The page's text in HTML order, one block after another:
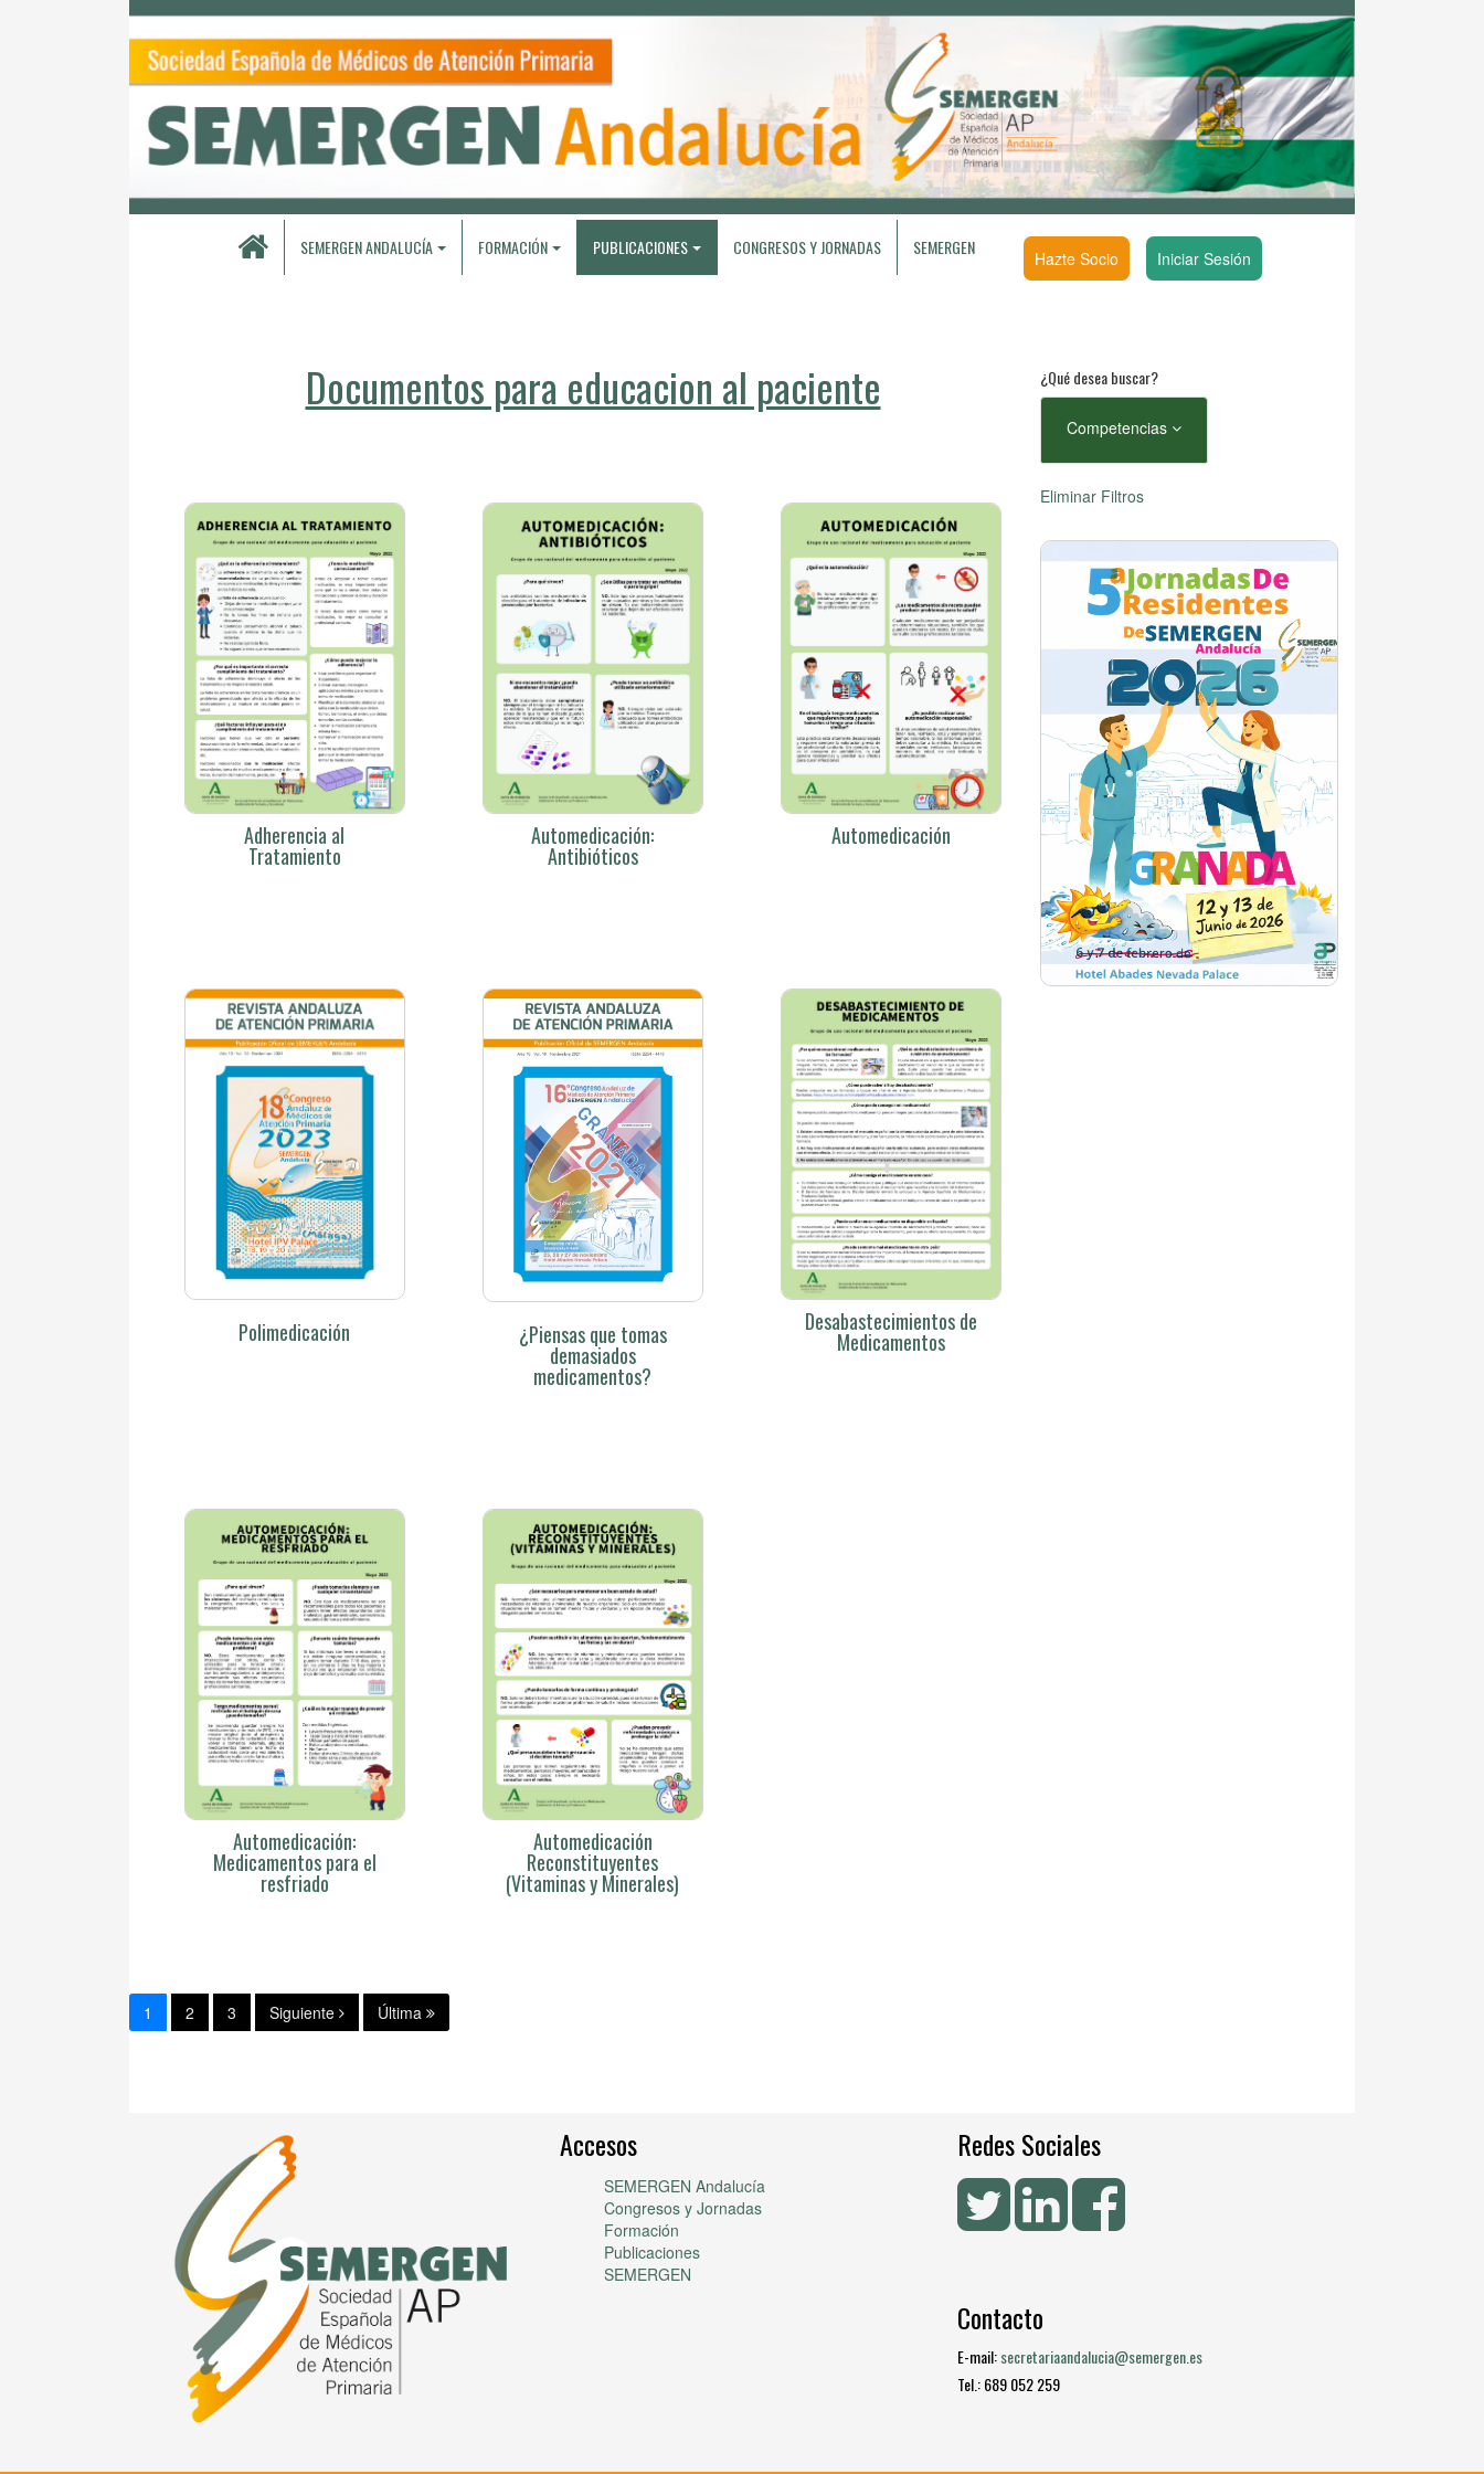
SEMERGEN ANDALUCÍA FORMACIÓN PUBLICACIONES CONGRESOS Y JORNADAS SEMERGEN Hazte Socio Iniciar Sesión
Documentos para educacion al paciente
Adherencia al
Tratamiento
Automedicación:
Antibióticos
Automedicación
Polimedicación ¿Piensas que tomas
demasiados
medicamentos?
Desabastecimientos de
Medicamentos
Automedicación:
Medicamentos para el
resfriado
Automedicación
Reconstituyentes
(Vitaminas y Minerales)
¿Qué desea buscar?
Competencias
Eliminar Filtros
1 2 3 Siguiente Última
Accesos
SEMERGEN Andalucía
Congresos y Jornadas
Formación
Publicaciones
SEMERGEN
Redes Sociales
Contacto
E-mail:secretariaandalucia@semergen.es
Tel.: 689 052 259